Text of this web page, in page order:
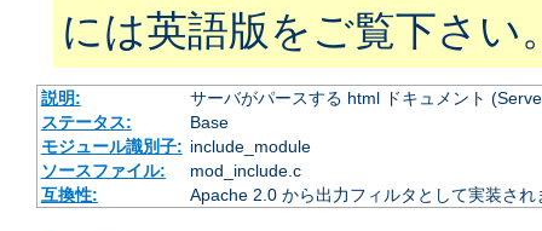
には英語版をご覧下さい
説明:
サーバがパースする html ドキュメント
ステータス:
Base
モジュール識別子: include_module
ソースファイル:
mod_include.c
互換性:
Apache 2.0 から出力フィルタとして実装され